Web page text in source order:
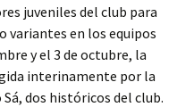
juveniles del club para
en los equipos
y el 3 de octubre, la
interinamente por la
dos históricos del club.